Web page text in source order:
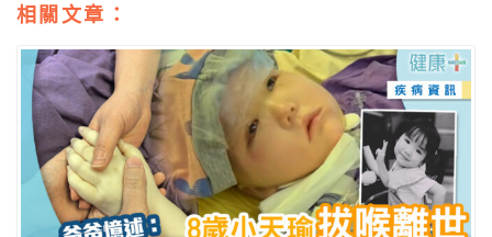
相關文章：